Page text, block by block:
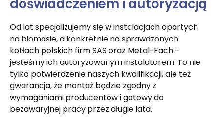
doświadczeniem i autoryzacją
Od lat specjalizujemy się w instalacjach opartych
na biomasie, a konkretnie na sprawdzonych
kotłach polskich firm SAS oraz Metal-Fach –
jesteśmy ich autoryzowanym instalatorem. To nie
tylko potwierdzenie naszych kwalifikacji, ale też
gwarancja, że montaż będzie zgodny z
wymaganiami producentów i gotowy do
bezawaryjnej pracy przez długie lata.